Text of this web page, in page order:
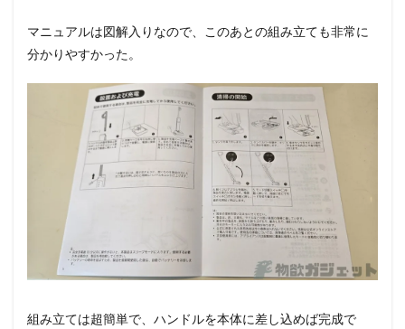
マニュアルは図解入りなので、このあとの組み立ても非常に
分かりやすかった。
組み立ては超簡単で、ハンドルを本体に差し込めば完成で